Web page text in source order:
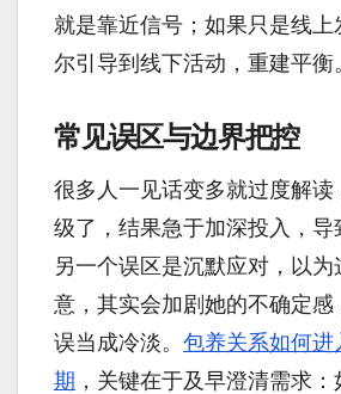
就是靠近信号；如果只是线上
尔引导到线下活动，重建平衡
常见误区与边界把控
很多人一见话变多就过度解读
级了，结果急于加深投入，导
另一个误区是沉默应对，以为
意，其实会加剧她的不确定感
误当成冷淡。 包养关系如何进
期 ，关键在于及早澄清需求